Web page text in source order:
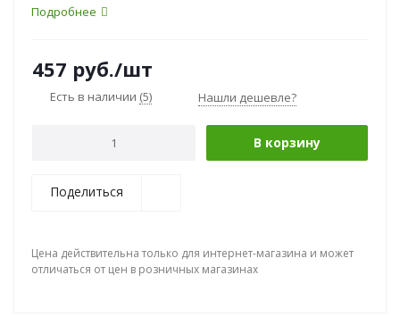
Подробнее
457 руб./шт
Есть в наличии (5) Нашли дешевле?
В корзину
Поделиться
Цена действительна только для интернет-магазина и может
отличаться от цен в розничных магазинах